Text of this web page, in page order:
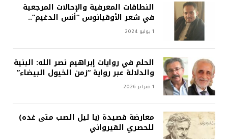
النطاقات المعرفية والإحالات المرجعية
في شعر الأوقيانوس “أنس الدغيم”..
1 يوليو 2024
الحلم في روايات إبراهيم نصر الله: البنية
والدلالة عبر رواية “زمن الخيول البيضاء”
1 فبراير 2026
معارضة قصيدة (يا ليل الصب متى غده)
للحصري القيرواني